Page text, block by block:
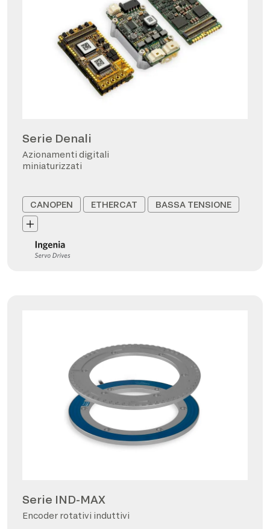
Serie Denali
Azionamenti digitali
miniaturizzati
CANOPEN ETHERCAT BASSA TENSIONE
Serie IND-MAX
Encoder rotativi induttivi